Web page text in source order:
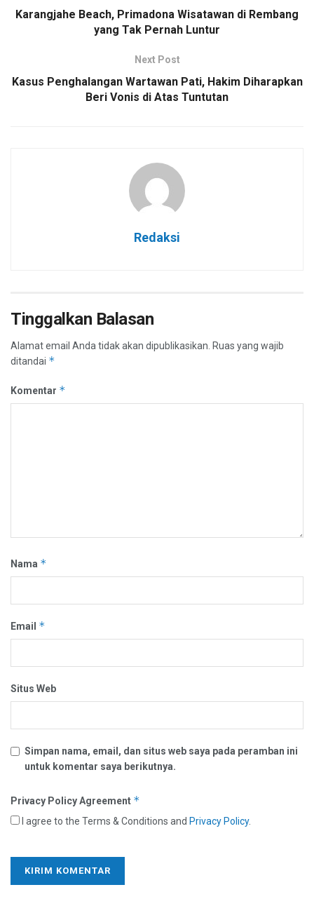
Karangjahe Beach, Primadona Wisatawan di Rembang
yang Tak Pernah Luntur
Next Post
Kasus Penghalangan Wartawan Pati, Hakim Diharapkan
Beri Vonis di Atas Tuntutan
Redaksi
Tinggalkan Balasan
Alamat email Anda tidak akan dipublikasikan. Ruas yang wajib
ditandai *
Komentar *
Nama *
Email *
Situs Web
Simpan nama, email, dan situs web saya pada peramban ini
untuk komentar saya berikutnya.
Privacy Policy Agreement *
I agree to the Terms & Conditions and Privacy Policy.